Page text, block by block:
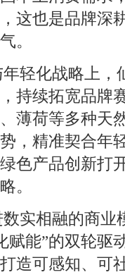
这也是品牌深
。
轻化战略上，
持续拓宽品牌
薄荷等多种天
，精准契合年
色产品创新打
。
实相融的商业
赋能”的双轮驱
造可感知、可